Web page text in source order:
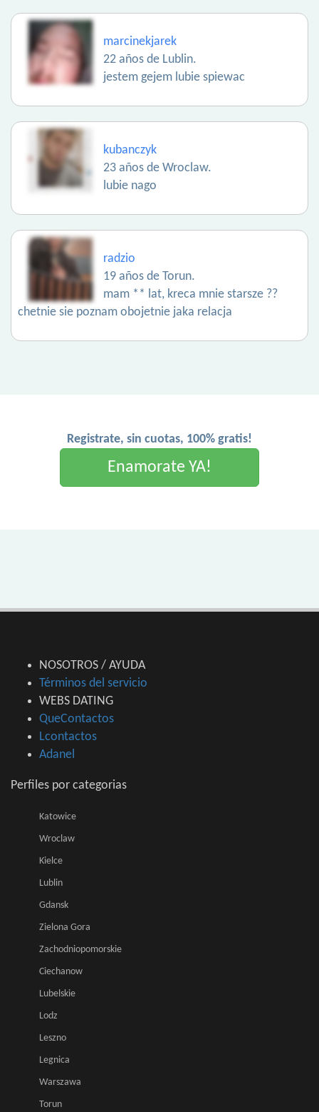
marcinekjarek
22 años de Lublin.
jestem gejem lubie spiewac
kubanczyk
23 años de Wroclaw.
lubie nago
radzio
19 años de Torun.
mam ** lat, kreca mnie starsze ??
chetnie sie poznam obojetnie jaka relacja
Registrate, sin cuotas, 100% gratis!
Enamorate YA!
NOSOTROS / AYUDA
Términos del servicio
WEBS DATING
QueContactos
Lcontactos
Adanel
Perfiles por categorias
Katowice
Wroclaw
Kielce
Lublin
Gdansk
Zielona Gora
Zachodniopomorskie
Ciechanow
Lubelskie
Lodz
Leszno
Legnica
Warszawa
Torun